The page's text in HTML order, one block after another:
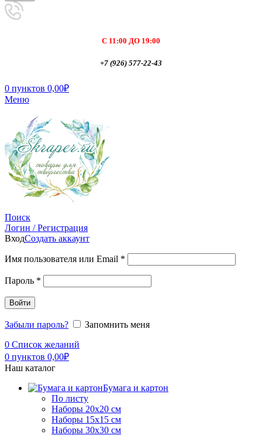
С 11:00 ДО 19:00
+7 (926) 577-22-43
0 пунктов 0,00₽
Меню
Поиск
Логин / Регистрация
ВходСоздать аккаунт
Имя пользователя или Email *
Пароль *
Войти
Забыли пароль?
Запомнить меня
0 Список желаний
0 пунктов 0,00₽
Наш каталог
Бумага и картон
По листу
Наборы 20х20 см
Наборы 15х15 см
Наборы 30х30 см